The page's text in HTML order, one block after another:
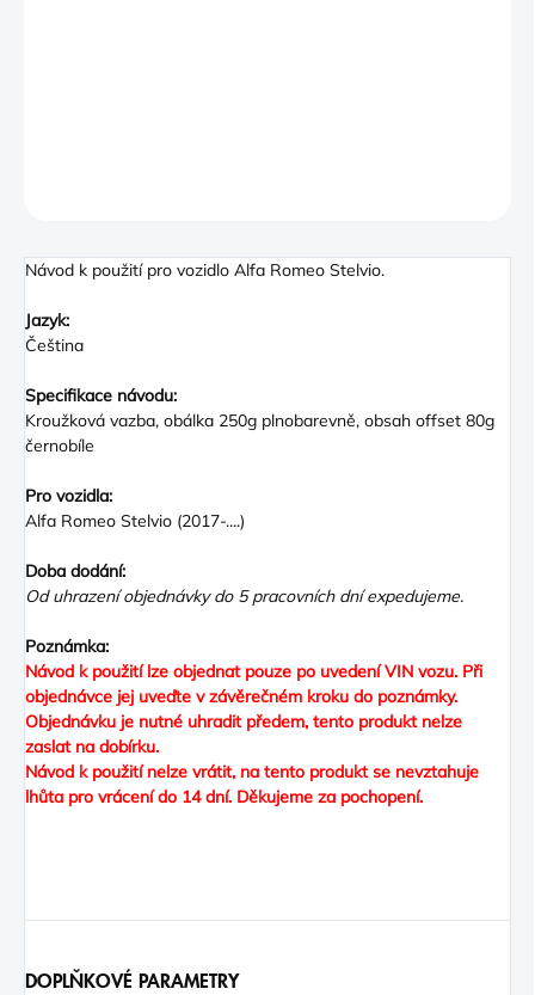
Návod k použití pro vozidlo Alfa Romeo Stelvio.
Jazyk:
Čeština
Specifikace návodu:
Kroužková vazba, obálka 250g plnobarevně, obsah offset 80g
černobíle
Pro vozidla:
Alfa Romeo Stelvio (2017-....)
Doba dodání:
Od uhrazení objednávky do 5 pracovních dní expedujeme.
Poznámka:
Návod k použití lze objednat pouze po uvedení VIN vozu. Při
objednávce jej uveďte v závěrečném kroku do poznámky.
Objednávku je nutné uhradit předem, tento produkt nelze
zaslat na dobírku.
Návod k použití nelze vrátit, na tento produkt se nevztahuje
lhůta pro vrácení do 14 dní. Děkujeme za pochopení.
DOPLŇKOVÉ PARAMETRY